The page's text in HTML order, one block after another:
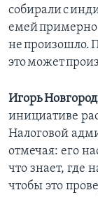
собирали с
емей примерно
не произошло.
это может
Игорь
инициативе
Налоговой
отмечая: его
что знает, где
чтобы это